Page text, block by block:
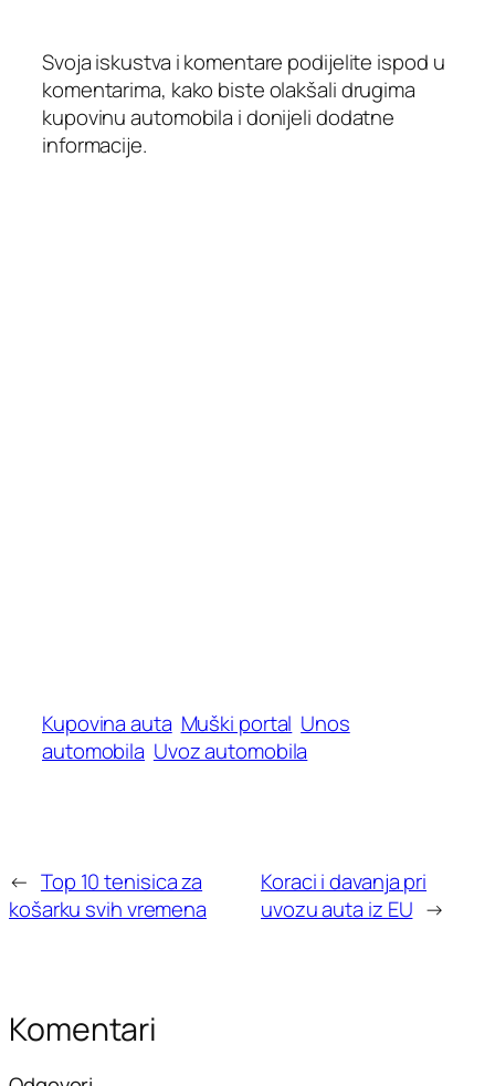
Svoja iskustva i komentare podijelite ispod u
komentarima, kako biste olakšali drugima
kupovinu automobila i donijeli dodatne
informacije.
Kupovina auta Muški portal Unos
automobila Uvoz automobila
← Top 10 tenisica za
košarku svih vremena
Koraci i davanja pri
uvozu auta iz EU →
Komentari